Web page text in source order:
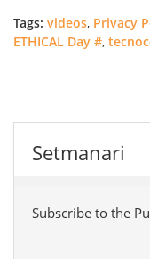
Tags: videos, Privacy
ETHICAL Day #,
Setmanari
Subscribe to the